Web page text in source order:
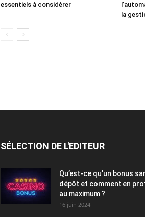
essentiels à considérer
la
SÉLECTION DE L'EDITEUR
Qu’est-ce qu’un bonus
dépôt et comment en
au maximum ?
16 juin 2024